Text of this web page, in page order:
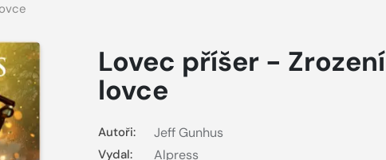
Lovec příšer - Zrození
lovce
Autoři: Jeff Gunhus
Vydal: Alpress